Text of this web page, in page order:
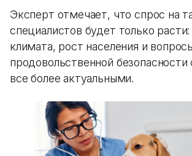
Эксперт отмечает, что спрос на
специалистов будет только
климата, рост населения и
продовольственной безопасности
все более актуальными.